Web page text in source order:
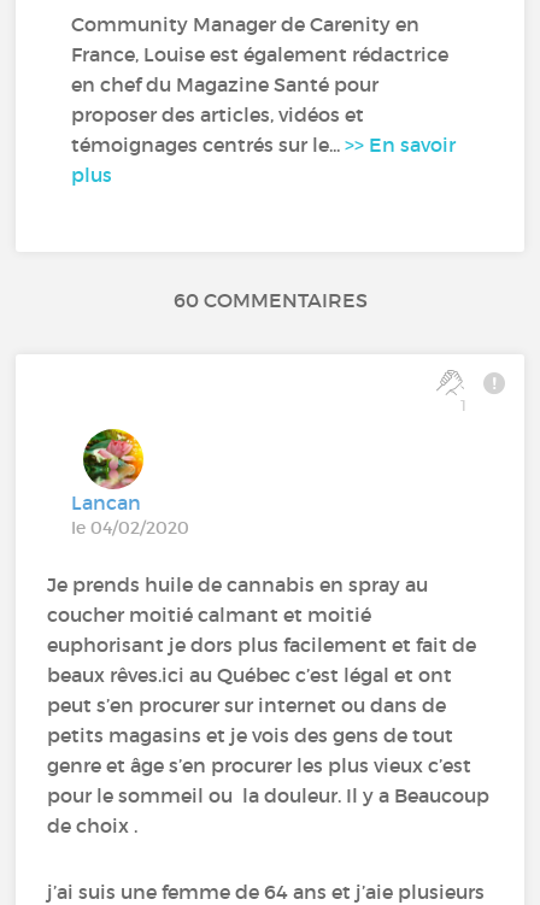
Community Manager de Carenity en
France, Louise est également rédactrice
en chef du Magazine Santé pour
proposer des articles, vidéos et
témoignages centrés sur le...>> En savoir
plus
60 COMMENTAIRES
1
Lancan
le 04/02/2020
Je prends huile de cannabis en spray au
coucher moitié calmant et moitié
euphorisant je dors plus facilement et fait de
beaux rêves.ici au Québec c’est légal et ont
peut s’en procurer sur internet ou dans de
petits magasins et je vois des gens de tout
genre et âge s’en procurer les plus vieux c’est
pour le sommeil ou la douleur. Il y a Beaucoup
de choix .
j’ai suis une femme de 64 ans et j’aie plusieurs